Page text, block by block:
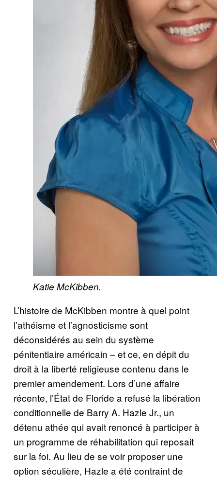
Katie McKibben.
L’histoire de McKibben montre à quel point
l’athéisme et l’agnosticisme sont
déconsidérés au sein du système
pénitentiaire américain – et ce, en dépit du
droit à la liberté religieuse contenu dans le
premier amendement. Lors d’une affaire
récente, l’État de Floride a refusé la libération
conditionnelle de Barry A. Hazle Jr., un
détenu athée qui avait renoncé à participer à
un programme de réhabilitation qui reposait
sur la foi. Au lieu de se voir proposer une
option séculière, Hazle a été contraint de